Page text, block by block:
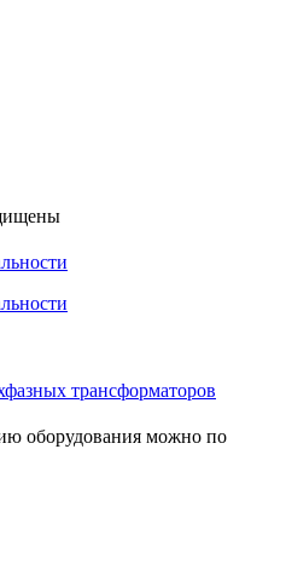
трансформаторов
оборудования можно по